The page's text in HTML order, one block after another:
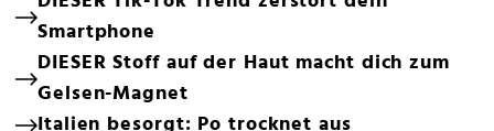
Smartphone
DIESER Stoff auf der Haut macht dich zum
Gelsen-Magnet
Italien besorgt: Po trocknet aus